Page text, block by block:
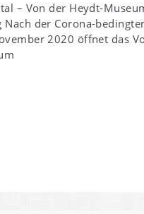
– Von der Heydt-
der Corona-
2020 öffnet das